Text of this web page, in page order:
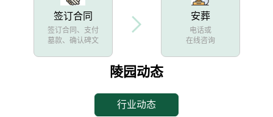
签订合同
签订合同、支付
墓款、确认碑文
安葬
电话或
在线咨询
陵园动态
行业动态